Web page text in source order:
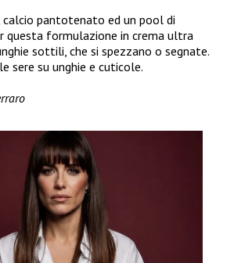
calcio pantotenato ed un pool di
questa formulazione in crema ultra
sottili, che si spezzano o segnate.
sere su unghie e cuticole.